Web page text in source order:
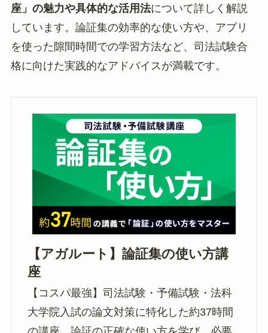
座」の魅力や具体的な活用法について詳しく解説
しています。論証集の効率的な使い方や、アプリ
を使った隙間時間での学習方法など、司法試験合
格に向けた実践的なアドバイスが満載です。
【アガルート】論証集の使い方講
座
【コスパ最強】司法試験・予備試験・法科
大学院入試の論文対策に特化した約37時間